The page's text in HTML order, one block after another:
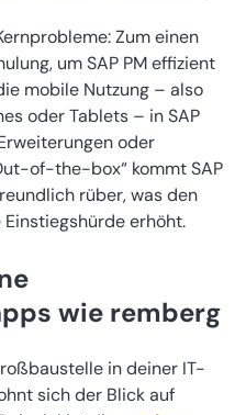
Zum einen
um SAP PM effizient
mobile Nutzung – also
oder Tablets – in SAP
oder
of-the-box“ kommt SAP
rüber, was den
erhöht.
wie remberg
in deiner IT-
sich der Blick auf